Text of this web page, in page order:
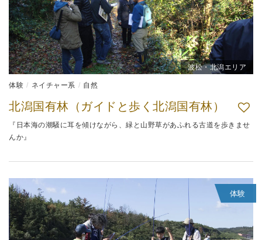
波松・北潟エリア
体験 ネイチャー系 自然
北潟国有林（ガイドと歩く北潟国有林）
『日本海の潮騒に耳を傾けながら、緑と山野草があふれる古道を歩きませ
んか』
体験